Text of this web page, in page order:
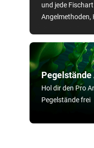
Pegelstände
Hol dir den Pro
Pegelstände frei
und jede
Angelmethoden,